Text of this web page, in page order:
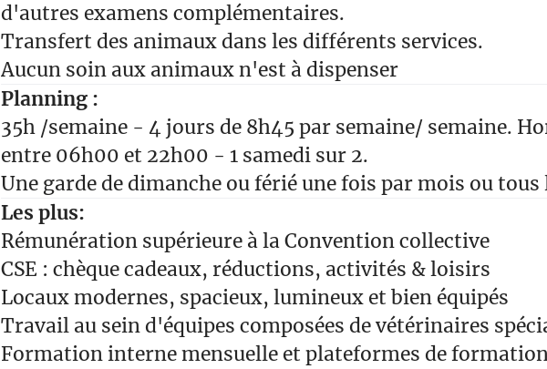
d'autres examens complémentaires.
Transfert des animaux dans les différents services.
Aucun soin aux animaux n'est à dispenser
Planning :
35h /semaine - 4 jours de 8h45 par semaine/ semaine.
entre 06h00 et 22h00 - 1 samedi sur 2.
Une garde de dimanche ou férié une fois par mois ou tous
Les plus:
Rémunération supérieure à la Convention collective
CSE : chèque cadeaux, réductions, activités & loisirs
Locaux modernes, spacieux, lumineux et bien équipés
Travail au sein d'équipes composées de vétérinaires
Formation interne mensuelle et plateformes de